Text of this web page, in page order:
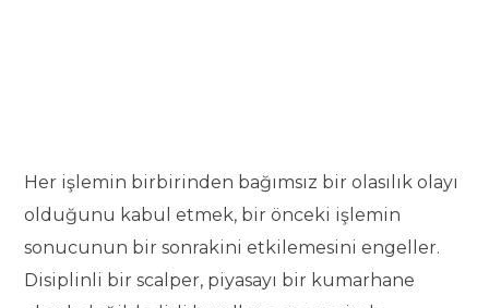
Her işlemin birbirinden bağımsız bir olasılık olayı
olduğunu kabul etmek, bir önceki işlemin
sonucunun bir sonrakini etkilemesini engeller.
Disiplinli bir scalper, piyasayı bir kumarhane